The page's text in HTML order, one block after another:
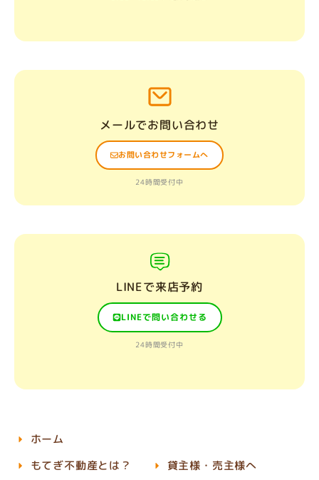
メールでお問い合わせ
お問い合わせフォームへ
24時間受付中
LINEで来店予約
LINEで問い合わせる
24時間受付中
ホーム
もてぎ不動産とは？
貸主様・売主様へ